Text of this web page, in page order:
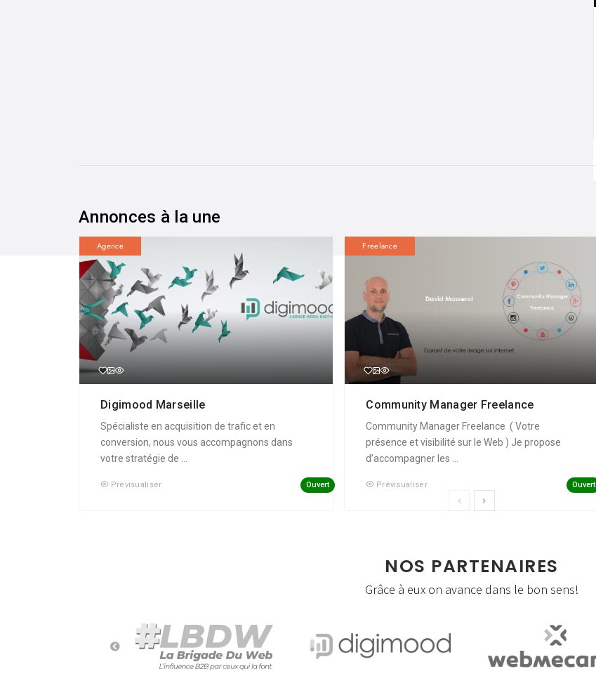
Annonces à la une
Agence
Digimood Marseille
Spécialiste en acquisition de trafic et en
conversion, nous vous accompagnons dans
votre stratégie de ...
Prévisualiser Ouvert
Freelance
Community Manager Freelance
Community Manager Freelance ( Votre
présence et visibilité sur le Web ) Je propose
d’accompagner les ...
Prévisualiser Ouvert
NOS PARTENAIRES
Grâce à eux on avance dans le bon sens!